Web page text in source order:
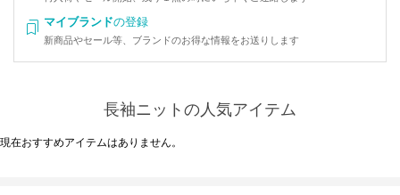
マイブランドの登録
新商品やセール等、ブランドのお得な情報をお送りします
長袖ニットの人気アイテム
現在おすすめアイテムはありません。